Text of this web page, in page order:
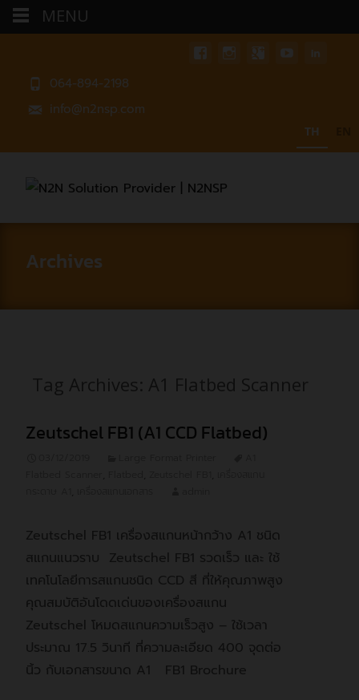
064-894-2198
info@n2nsp.com
TH
Archives
Tag Archives: A1 Flatbed Scanner
Zeutschel FB1 (A1 CCD Flatbed)
Zeutschel FB1 เครื่องสแกนหน้ากว้าง A1 ชนิด
สแกนแนวราบ Zeutschel FB1 รวดเร็ว และ ใช้
เทคโนโลยีการสแกนชนิด CCD สี ที่ให้คุณภาพสูง
คุณสมบัติอันโดดเด่นของเครื่องสแกน
Zeutschel โหมดสแกนความเร็วสูง – ใช้เวลา
ประมาณ 17.5 วินาที ที่ความละเอียด 400 จุดต่อ
นิ้ว กับเอกสารขนาด A1 FB1 Brochure
MENU